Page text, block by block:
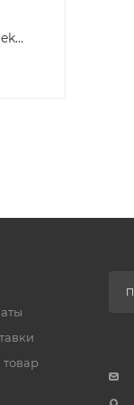
60jo56dmznmnmsviv6diek1g4s7qkf5h
товар